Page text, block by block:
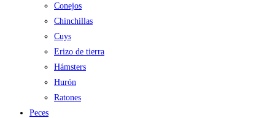
Conejos
Chinchillas
Cuys
Erizo de tierra
Hámsters
Hurón
Ratones
Peces